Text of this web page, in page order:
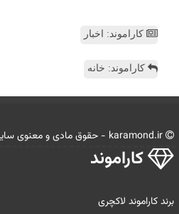
کاراموند: اخبار
کاراموند: خانه
كاراموند
برند کاراموند لاکچری